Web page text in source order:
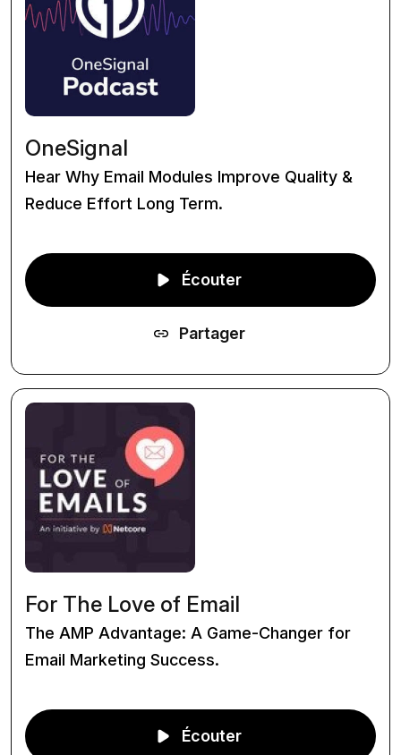
OneSignal
Hear Why Email Modules Improve Quality &
Reduce Effort Long Term.
Écouter
Partager
For The Love of Email
The AMP Advantage: A Game-Changer for
Email Marketing Success.
Écouter